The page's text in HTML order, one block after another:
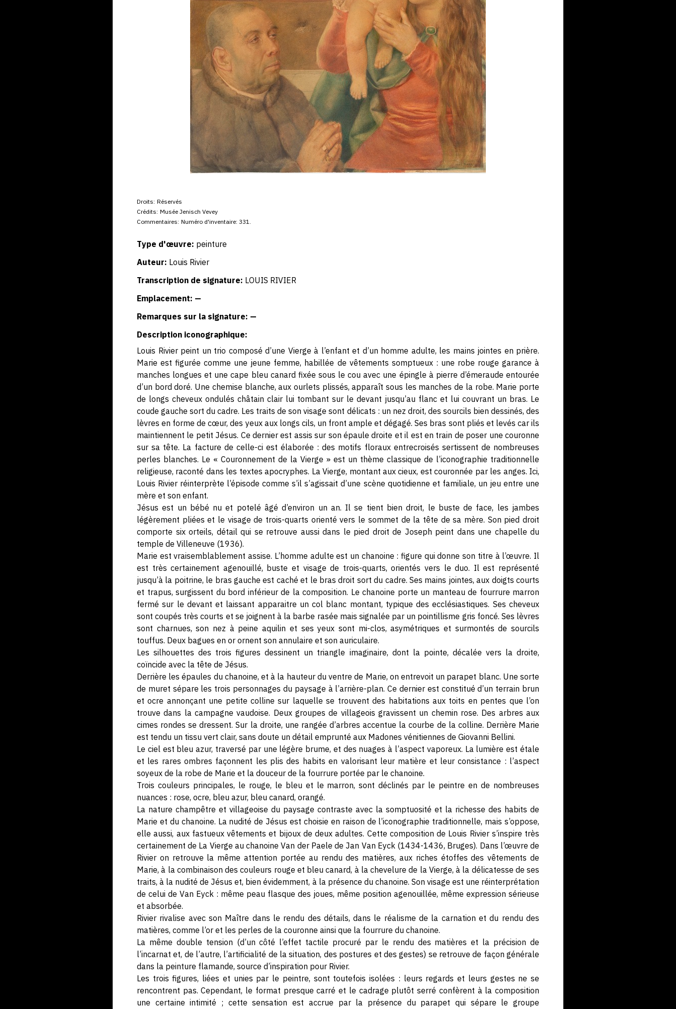
Droits: Réservés
Crédits: Musée Jenisch Vevey
Commentaires: Numéro d'inventaire: 331.
Type d'œuvre: peinture
Auteur: Louis Rivier
Transcription de signature: LOUIS RIVIER
Emplacement: —
Remarques sur la signature: —
Description iconographique:
Louis Rivier peint un trio composé d’une Vierge à l’enfant et d’un homme adulte, les mains jointes en prière.
Marie est figurée comme une jeune femme, habillée de vêtements somptueux : une robe rouge garance à
manches longues et une cape bleu canard fixée sous le cou avec une épingle à pierre d’émeraude entourée
d’un bord doré. Une chemise blanche, aux ourlets plissés, apparaît sous les manches de la robe. Marie porte
de longs cheveux ondulés châtain clair lui tombant sur le devant jusqu’au flanc et lui couvrant un bras. Le
coude gauche sort du cadre. Les traits de son visage sont délicats : un nez droit, des sourcils bien dessinés, des
lèvres en forme de cœur, des yeux aux longs cils, un front ample et dégagé. Ses bras sont pliés et levés car ils
maintiennent le petit Jésus. Ce dernier est assis sur son épaule droite et il est en train de poser une couronne
sur sa tête. La facture de celle-ci est élaborée : des motifs floraux entrecroisés sertissent de nombreuses
perles blanches. Le « Couronnement de la Vierge » est un thème classique de l’iconographie traditionnelle
religieuse, raconté dans les textes apocryphes. La Vierge, montant aux cieux, est couronnée par les anges. Ici,
Louis Rivier réinterprète l’épisode comme s’il s’agissait d’une scène quotidienne et familiale, un jeu entre une
mère et son enfant.
Jésus est un bébé nu et potelé âgé d’environ un an. Il se tient bien droit, le buste de face, les jambes
légèrement pliées et le visage de trois-quarts orienté vers le sommet de la tête de sa mère. Son pied droit
comporte six orteils, détail qui se retrouve aussi dans le pied droit de Joseph peint dans une chapelle du
temple de Villeneuve (1936).
Marie est vraisemblablement assise. L’homme adulte est un chanoine : figure qui donne son titre à l’œuvre. Il
est très certainement agenouillé, buste et visage de trois-quarts, orientés vers le duo. Il est représenté
jusqu’à la poitrine, le bras gauche est caché et le bras droit sort du cadre. Ses mains jointes, aux doigts courts
et trapus, surgissent du bord inférieur de la composition. Le chanoine porte un manteau de fourrure marron
fermé sur le devant et laissant apparaitre un col blanc montant, typique des ecclésiastiques. Ses cheveux
sont coupés très courts et se joignent à la barbe rasée mais signalée par un pointillisme gris foncé. Ses lèvres
sont charnues, son nez à peine aquilin et ses yeux sont mi-clos, asymétriques et surmontés de sourcils
touffus. Deux bagues en or ornent son annulaire et son auriculaire.
Les silhouettes des trois figures dessinent un triangle imaginaire, dont la pointe, décalée vers la droite,
coïncide avec la tête de Jésus.
Derrière les épaules du chanoine, et à la hauteur du ventre de Marie, on entrevoit un parapet blanc. Une sorte
de muret sépare les trois personnages du paysage à l’arrière-plan. Ce dernier est constitué d’un terrain brun
et ocre annonçant une petite colline sur laquelle se trouvent des habitations aux toits en pentes que l’on
trouve dans la campagne vaudoise. Deux groupes de villageois gravissent un chemin rose. Des arbres aux
cimes rondes se dressent. Sur la droite, une rangée d’arbres accentue la courbe de la colline. Derrière Marie
est tendu un tissu vert clair, sans doute un détail emprunté aux Madones vénitiennes de Giovanni Bellini.
Le ciel est bleu azur, traversé par une légère brume, et des nuages à l’aspect vaporeux. La lumière est étale
et les rares ombres façonnent les plis des habits en valorisant leur matière et leur consistance : l’aspect
soyeux de la robe de Marie et la douceur de la fourrure portée par le chanoine.
Trois couleurs principales, le rouge, le bleu et le marron, sont déclinés par le peintre en de nombreuses
nuances : rose, ocre, bleu azur, bleu canard, orangé.
La nature champêtre et villageoise du paysage contraste avec la somptuosité et la richesse des habits de
Marie et du chanoine. La nudité de Jésus est choisie en raison de l’iconographie traditionnelle, mais s’oppose,
elle aussi, aux fastueux vêtements et bijoux de deux adultes. Cette composition de Louis Rivier s’inspire très
certainement de La Vierge au chanoine Van der Paele de Jan Van Eyck (1434-1436, Bruges). Dans l’œuvre de
Rivier on retrouve la même attention portée au rendu des matières, aux riches étoffes des vêtements de
Marie, à la combinaison des couleurs rouge et bleu canard, à la chevelure de la Vierge, à la délicatesse de ses
traits, à la nudité de Jésus et, bien évidemment, à la présence du chanoine. Son visage est une réinterprétation
de celui de Van Eyck : même peau flasque des joues, même position agenouillée, même expression sérieuse
et absorbée.
Rivier rivalise avec son Maître dans le rendu des détails, dans le réalisme de la carnation et du rendu des
matières, comme l’or et les perles de la couronne ainsi que la fourrure du chanoine.
La même double tension (d’un côté l’effet tactile procuré par le rendu des matières et la précision de
l’incarnat et, de l’autre, l’artificialité de la situation, des postures et des gestes) se retrouve de façon générale
dans la peinture flamande, source d’inspiration pour Rivier.
Les trois figures, liées et unies par le peintre, sont toutefois isolées : leurs regards et leurs gestes ne se
rencontrent pas. Cependant, le format presque carré et le cadrage plutôt serré confèrent à la composition
une certaine intimité ; cette sensation est accrue par la présence du parapet qui sépare le groupe